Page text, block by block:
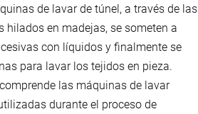
de lavar de túnel, a través de las
hilados en madejas, se someten a
con líquidos y finalmente se
para lavar los tejidos en pieza.
las máquinas de lavar
durante el proceso de